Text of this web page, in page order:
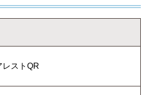
レストQR